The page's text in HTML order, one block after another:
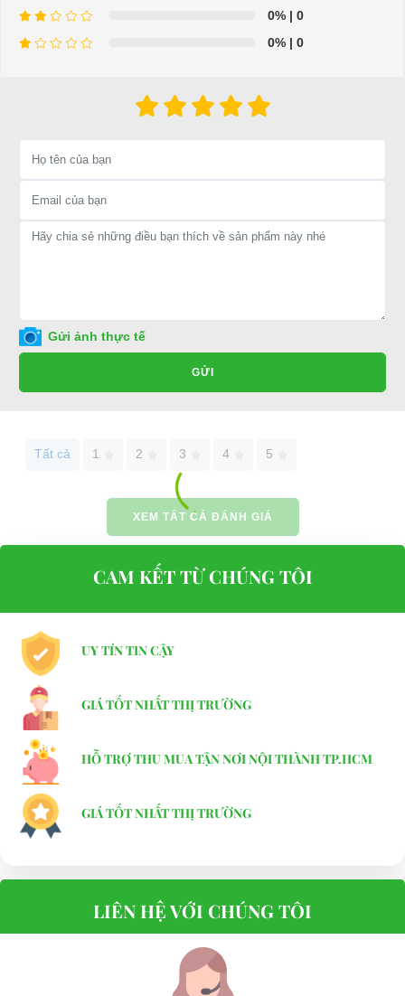
thay thế phụ tùng, phụ kiện - thiết bị cho xe điện. Giá thành
Hân hạnh được phục vụ mọi người
LIÊN HỆ CÔNG TY:Công ty TNHH TM DV XNK
Điện thoại: 0932113677
E-mail:phuhuynhkd@gmail.com
Website:xediendulich.com
0% | 0
0% | 0
Gửi ảnh thực tế
GỬI
Tất cả 1 2 3 4 5
XEM TẤT CẢ ĐÁNH GIÁ
CAM KẾT TỪ CHÚNG TÔI
UY TÍN TIN CẬY
GIÁ TỐT NHẤT THỊ TRƯỜNG
HỖ TRỢ THU MUA TẬN NƠI NỘI THÀNH TP.HCM
GIÁ TỐT NHẤT THỊ TRƯỜNG
LIÊN HỆ VỚI CHÚNG TÔI